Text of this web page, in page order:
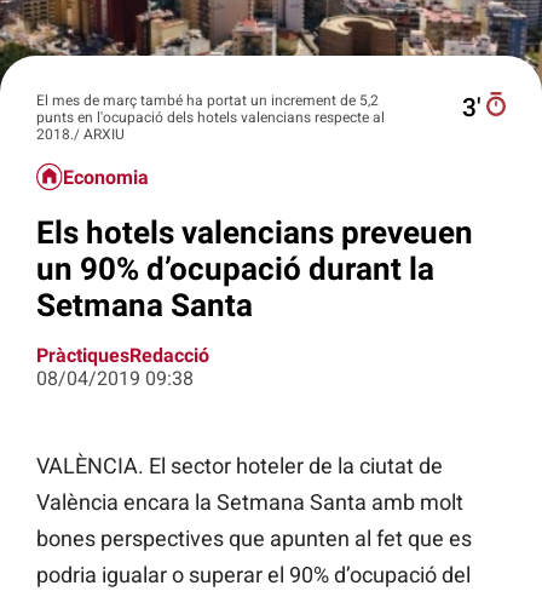
El mes de març també ha portat un increment de 5,2
punts en l'ocupació dels hotels valencians respecte al
2018./ ARXIU
3′
Economia
Els hotels valencians preveuen
un 90% d’ocupació durant la
Setmana Santa
PràctiquesRedacció
08/04/2019 09:38
VALÈNCIA. El sector hoteler de la ciutat de
València encara la Setmana Santa amb molt
bones perspectives que apunten al fet que es
podria igualar o superar el 90% d’ocupació del